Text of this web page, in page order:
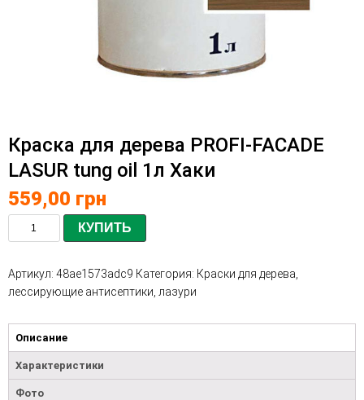
Краска для дерева PROFI-FACADE
LASUR tung oil 1л Хаки
559,00 грн
КУПИТЬ
Артикул: 48ae1573adc9 Категория: Краски для дерева,
лессирующие антисептики, лазури
Описание
Характеристики
Фото